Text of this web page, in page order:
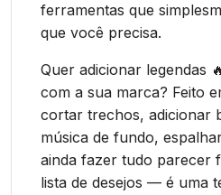
ferramentas que
que você precisa.
Quer adicionar legendas
com a sua marca? Feito
cortar trechos, adicionar
música de fundo,
ainda fazer tudo parecer
lista de desejos — é uma